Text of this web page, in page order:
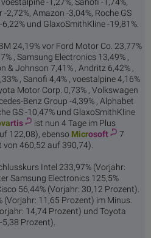
Amazon -3,04%, Roche GS
und GlaxoSmithKline -19,81%.
24,19% vor Ford Motor Co. 23,77%
, Samsung Electronics 13,49% ,
& Johnson 7,41% , Andritz 6,42% ,
, Sanofi 4,4% , voestalpine 4,16%
Motor Corp. 0,73% , Volkswagen
Benz Group -4,39% , Alphabet
GS -10,47% und GlaxoSmithKline
rtis
ist nun 4 Tage im Plus
122,08), ebenso Microsoft
7
von 460,52 auf 390,74).
Intel 233,97% (Vorjahr:
Samsung Electronics 125,5%
56,44% (Vorjahr: 30,12 Prozent).
(Vorjahr: 11,65 Prozent) im Minus.
14,74 Prozent) und Toyota
Prozent).